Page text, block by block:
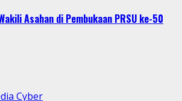
Asahan di Pembukaan PRSU ke-50
Cyber